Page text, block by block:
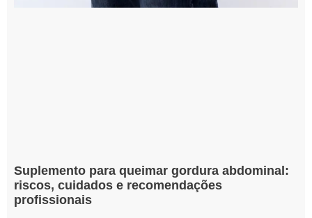
Suplemento para queimar gordura abdominal:
riscos, cuidados e recomendações
profissionais